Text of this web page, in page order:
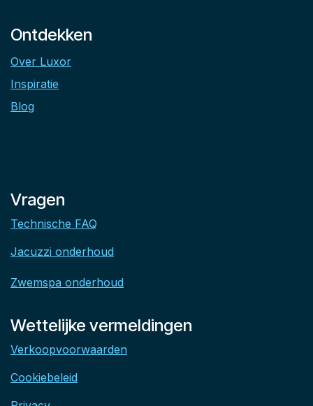
Ontdekken
Over Luxor
Inspiratie
Blog
Vragen
Technische FAQ
Jacuzzi onderhoud
Zwemspa onderhoud
Wettelijke vermeldingen
Verkoopvoorwaarden
Cookiebeleid